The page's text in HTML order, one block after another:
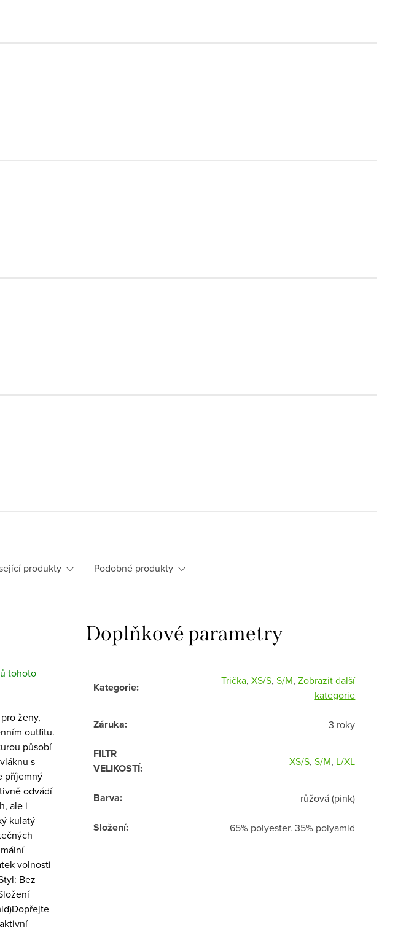
produkty Podobné produkty
tohoto
ženy,
outfitu.
působí
s
příjemný
odvádí
ale i
kulatý
volnosti
Bez
Doplňkové parametry
Kategorie: Trička,XS/S,S/M,Zobrazit další
kategorie
Záruka: 3 roky
FILTR
VELIKOSTÍ: XS/S,S/M, L/XL
Barva: růžová (pink)
Složení: 65% polyester. 35% polyamid